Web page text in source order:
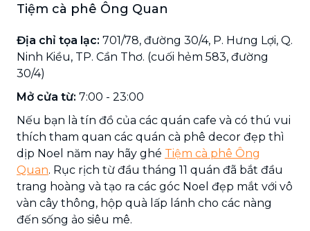
Tiệm cà phê Ông Quan
Địa chỉ tọa lạc: 701/78, đường 30/4, P. Hưng Lợi, Q.
Ninh Kiều, TP. Cần Thơ. (cuối hẻm 583, đường
30/4)
Mở cửa từ: 7:00 - 23:00
Nếu bạn là tín đồ của các quán cafe và có thú vui
thích tham quan các quán cà phê decor đẹp thì
dịp Noel năm nay hãy ghé Tiệm cà phê Ông
Quan. Rục rịch từ đầu tháng 11 quán đã bắt đầu
trang hoàng và tạo ra các góc Noel đẹp mắt với vô
vàn cây thông, hộp quà lấp lánh cho các nàng
đến sống ảo siêu mê.